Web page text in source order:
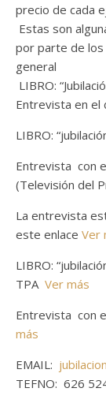
precio de cada
Estas son
por parte de los
general
LIBRO:
Entrevista en el
LIBRO:
Entrevista con
(Televisión del
La entrevista
este enlace Ver
LIBRO:
TPA Ver más
Entrevista con
más
EMAIL:
TEFNO: 626